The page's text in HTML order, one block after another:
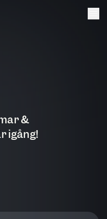
&
igång!